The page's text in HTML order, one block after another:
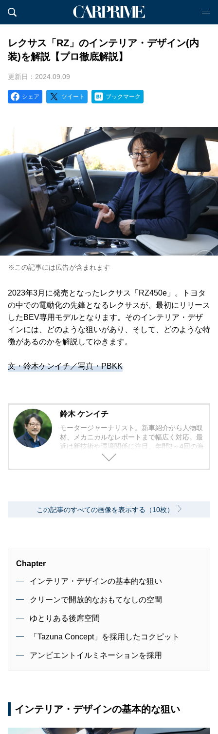
レクサス「RZ」のインテリア・デザイン(内
装)を解説【プロ徹底解説】
更新日：2024.09.09
シェア ツイート ブックマーク
※この記事には広告が含まれます
2023年3月に発売となったレクサス「RZ450e」。トヨタ
の中での電動化の先鋒となるレクサスが、最初にリリース
したBEV専用モデルとなります。そのインテリア・デザ
インには、どのような狙いがあり、そして、どのような特
徴があるのかを解説してゆきます。
文・鈴木ケンイチ／写真・PBKK
鈴木 ケンイチ
モータージャーナリスト。新車紹介から人物取
材、メカニカルなレポートまで幅広く対応。最
近は新技術や環境関係に注目。年間3～4回の海
外モーターショー取材を実施。レース経験あ
この記事のすべての画像を表示する（10枚）
Chapter
インテリア・デザインの基本的な狙い
クリーンで開放的なおもてなしの空間
ゆとりある後席空間
「Tazuna Concept」を採用したコクピット
アンビエントイルミネーションを採用
インテリア・デザインの基本的な狙い